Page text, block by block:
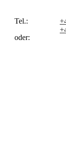
Tel.:
oder: